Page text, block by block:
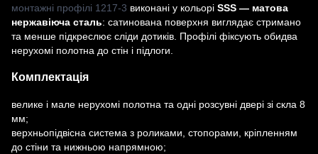
монтажні профілі 1217-3 виконані у кольорі SSS — матова
нержавіюча сталь: сатинована поверхня виглядає стримано
та менше підкреслює сліди дотиків. Профілі фіксують обидва
нерухомі полотна до стін і підлоги.
Комплектація
велике і мале нерухомі полотна та одні розсувні двері зі скла 8
мм;
верхньопідвісна система з роликами, стопорами, кріпленням
до стіни та нижньою напрямною;